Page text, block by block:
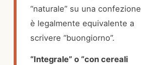
“naturale” su una confezione
è legalmente equivalente a
scrivere “buongiorno”.
“Integrale” o “con cereali